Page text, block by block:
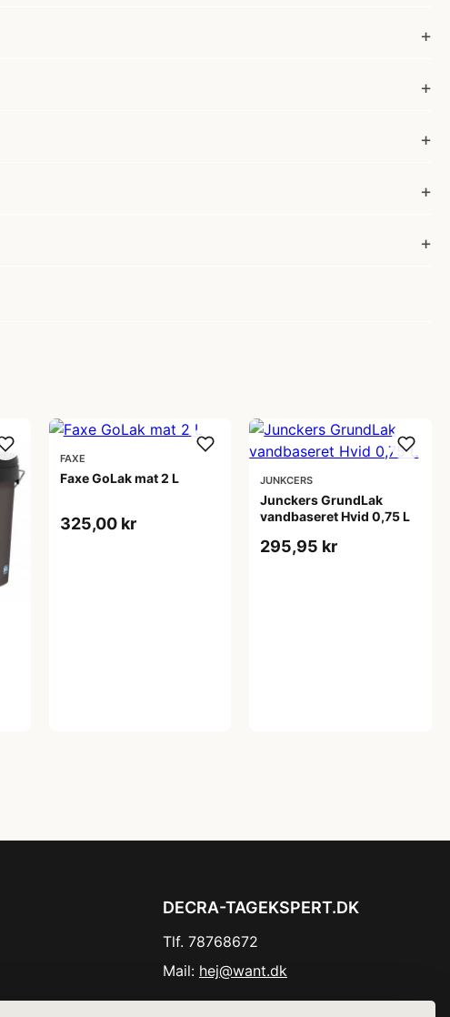
FAXE
Faxe GoLak mat 2 L
325,00 kr
JUNKCERS
Junckers GrundLak
vandbaseret Hvid 0,75 L
295,95 kr
DECRA-TAGEKSPERT.DK
Tlf. 78768672
Mail: hej@want.dk